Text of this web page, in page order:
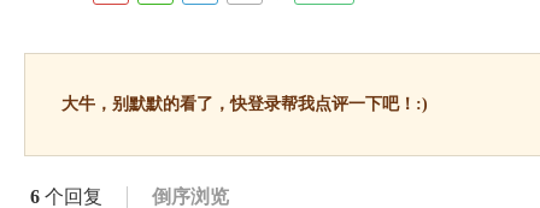
大牛，别默默的看了，快登录帮我点评一下吧！:)
6 个回复 倒序浏览